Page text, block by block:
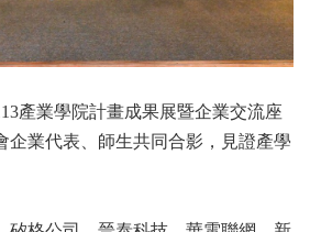
產業學院計畫成果展暨企業交流座
企業代表、師生共同合影，見證產學